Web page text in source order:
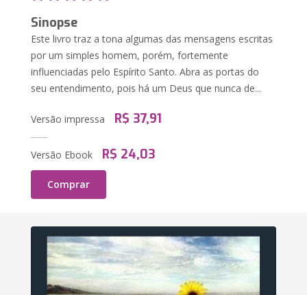
Sinopse
Este livro traz a tona algumas das mensagens escritas
por um simples homem, porém, fortemente
influenciadas pelo Espírito Santo. Abra as portas do
seu entendimento, pois há um Deus que nunca de...
Versão impressa R$ 37,91
Versão Ebook R$ 24,03
Comprar